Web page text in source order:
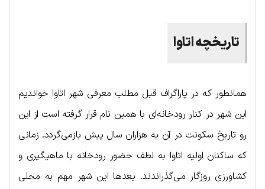
تاریخچه اتاوا
همانطور که در پاراگراف قبل مطلب معرفی شهر اتاوا خواندیم
این شهر در کنار رودخانه‌ای با همین نام قرار گرفته است از این
رو تاریخ سکونت در آن به هزاران سال پیش بازمی‌گردد. زمانی
که ساکنان اولیه اتاوا به لطف حضور رودخانه با ماهیگیری و
کشاورزی روزگار می‌گذراندند. بعدها این شهر مهم به محلی